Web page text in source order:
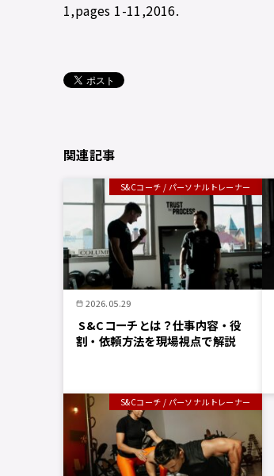
1,pages 1-11,2016.
関連記事
2026.05.29
S&Cコーチ / パーソナルトレーナー
S&Cコーチとは？仕事内容・役
割・依頼方法を現場視点で解説
S&Cコーチ / パーソナルトレーナー